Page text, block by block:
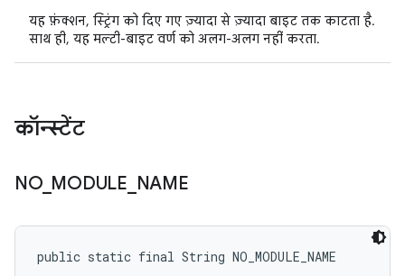
यह फ़ंक्शन, स्ट्रिंग को दिए गए ज़्यादा से ज़्यादा बाइट तक काटता है.
साथ ही, यह मल्टी-बाइट वर्ण को अलग-अलग नहीं करता.
कॉन्स्टेंट
NO_ MODULE NAME
public static final String NO_MODULE_NAME